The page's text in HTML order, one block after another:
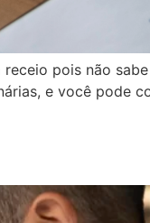
pois não
e você pode